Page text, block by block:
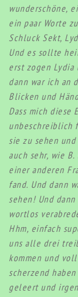
wunderschöne,
ein paar Worte
Schluck Sekt,
Und es sollte
erst zogen Lydia
dann war ich an
Blicken und
Dass mich
unbeschreiblich
sie zu sehen
auch sehr, wie
einer anderen
fand. Und dann
sehen! Und
wortlos
Hhm, einfach
uns alle drei
kommen und
scherzend
geleert und